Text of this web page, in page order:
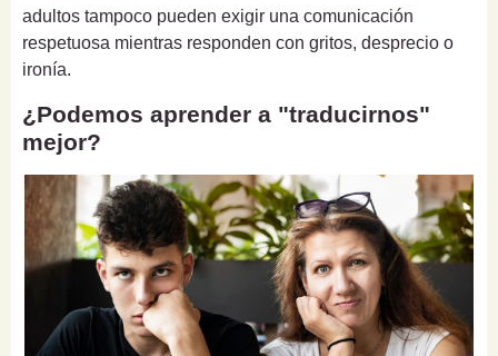
adultos tampoco pueden exigir una comunicación
respetuosa mientras responden con gritos, desprecio o
ironía.
¿Podemos aprender a "traducirnos"
mejor?